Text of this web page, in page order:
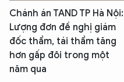
Chánh án TAND TP Hà Nội:
Lượng đơn đề nghị giám
đốc thẩm, tái thẩm tăng
hơn gấp đôi trong một
năm qua